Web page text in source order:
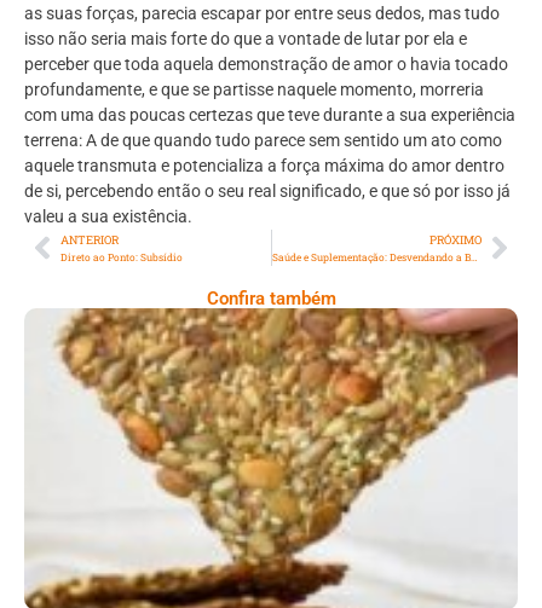
as suas forças, parecia escapar por entre seus dedos, mas tudo
isso não seria mais forte do que a vontade de lutar por ela e
perceber que toda aquela demonstração de amor o havia tocado
profundamente, e que se partisse naquele momento, morreria
com uma das poucas certezas que teve durante a sua experiência
terrena: A de que quando tudo parece sem sentido um ato como
aquele transmuta e potencializa a força máxima do amor dentro
de si, percebendo então o seu real significado, e que só por isso já
valeu a sua existência.
ANTERIOR
Direto ao Ponto: Subsídio
PRÓXIMO
Saúde e Suplementação: Desvendando a Bainha de Mielina: O Guardião da Velocidade e Eficiência do Sistema Nervoso
Confira também
Comer Bem: Cracker De Sementes